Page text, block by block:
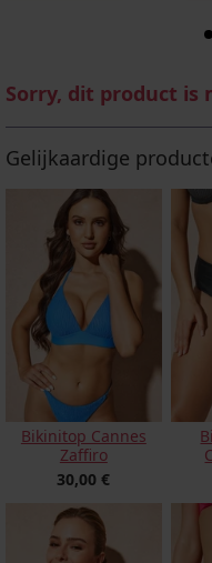
Sorry, dit product
Gelijkaardige
Bikinitop Cannes
Zaffiro
30,00 €